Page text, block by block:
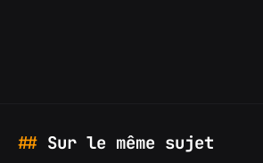
Sur le même sujet